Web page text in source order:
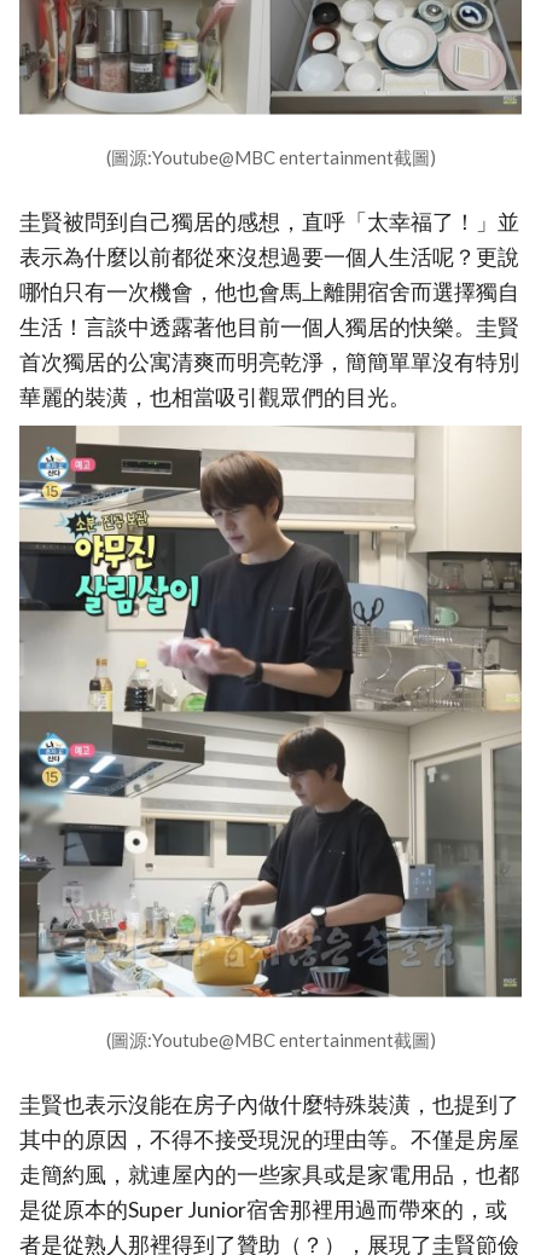
(圖源:Youtube@MBC entertainment截圖)
圭賢被問到自己獨居的感想，直呼「太幸福了！」並
表示為什麼以前都從來沒想過要一個人生活呢？更說
哪怕只有一次機會，他也會馬上離開宿舍而選擇獨自
生活！言談中透露著他目前一個人獨居的快樂。圭賢
首次獨居的公寓清爽而明亮乾淨，簡簡單單沒有特別
華麗的裝潢，也相當吸引觀眾們的目光。
(圖源:Youtube@MBC entertainment截圖)
圭賢也表示沒能在房子內做什麼特殊裝潢，也提到了
其中的原因，不得不接受現況的理由等。不僅是房屋
走簡約風，就連屋內的一些家具或是家電用品，也都
是從原本的Super Junior宿舍那裡用過而帶來的，或
者是從熟人那裡得到了贊助（？），展現了圭賢節儉